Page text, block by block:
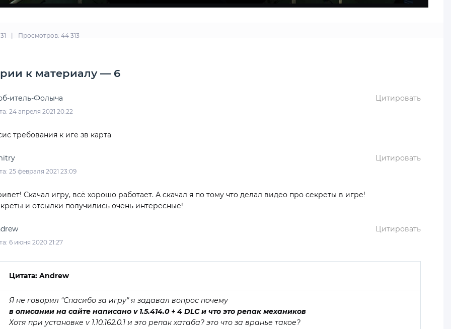
Просмотров: 44 313
к материалу — 6
Цитировать
итель-Фолыча
24 апреля 2021 20:22
требования к иге зв карта
Цитировать
25 февраля 2021 23:09
Скачал игру, всё хорошо работает. А скачал я по тому что делал видео про секреты в игре!
и отсылки получились очень интересные!
Цитировать
6 июня 2020 21:27
Цитата: Andrew
Я не говорил "Спасибо за игру" я задавал вопрос почему
в описании на сайте написано v 1.5.414.0 + 4 DLC и что это репак механиков
Хотя при установке v 1.10.162.0.1 и это репак хатаба? это что за вранье такое?